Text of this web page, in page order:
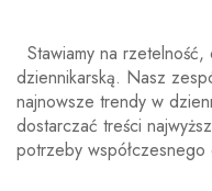
Stawiamy na
dziennikarską. Nasz
najnowsze trendy w
dostarczać treści
potrzeby współczesnego